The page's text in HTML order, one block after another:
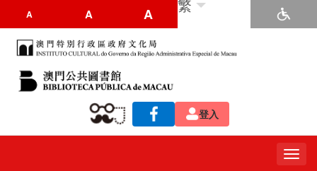
A A A 繁
登入